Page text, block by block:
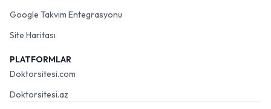
Google Takvim Entegrasyonu
Site Haritası
PLATFORMLAR
Doktorsitesi.com
Doktorsitesi.az